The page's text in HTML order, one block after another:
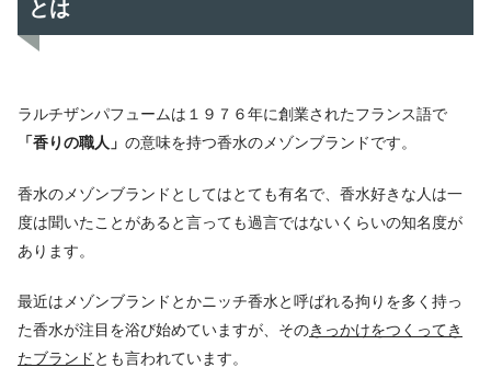
とは
ラルチザンパフュームは１９７６年に創業されたフランス語で
「香りの職人」 の意味を持つ香水のメゾンブランドです。
香水のメゾンブランドとしてはとても有名で、香水好きな人は一
度は聞いたことがあると言っても過言ではないくらいの知名度が
あります。
最近はメゾンブランドとかニッチ香水と呼ばれる拘りを多く持っ
た香水が注目を浴び始めていますが、そのきっかけをつくってき
たブランド とも言われています。